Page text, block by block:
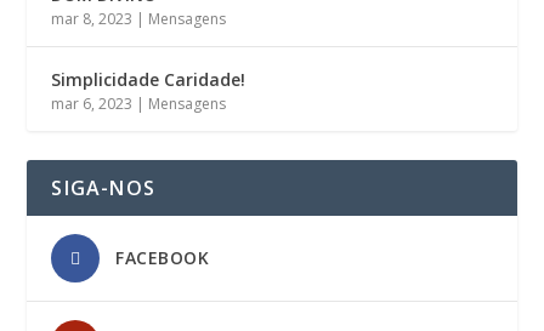
mar 8, 2023 Mensagens
Simplicidade Caridade!
mar 6, 2023 Mensagens
SIGA-NOS
FACEBOOK